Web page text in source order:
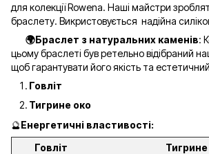
для колекції Rowena. Наші майстри
браслету. Викристовується надійна
🌍Браслет з натуральних каменів:
цьому браслеті був ретельно відібраний
щоб гарантувати його якість та
Говліт
Тигрине око
🔮Енергетичні властивості:
Говліт
Тигрине